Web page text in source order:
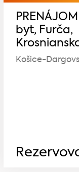
byt, Furča,
Košice-